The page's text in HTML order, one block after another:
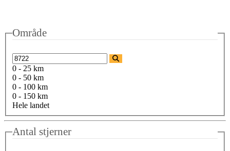
Område
0 - 25 km
0 - 50 km
0 - 100 km
0 - 150 km
Hele landet
Antal stjerner